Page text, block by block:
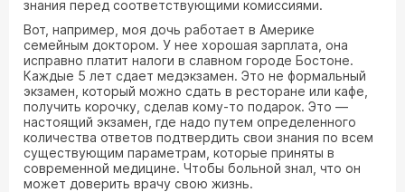
знания перед соответствующими комиссиями.
Вот, например, моя дочь работает в Америке
семейным доктором. У нее хорошая зарплата, она
исправно платит налоги в славном городе Бостоне.
Каждые 5 лет сдает медэкзамен. Это не формальный
экзамен, который можно сдать в ресторане или кафе,
получить корочку, сделав кому-то подарок. Это —
настоящий экзамен, где надо путем определенного
количества ответов подтвердить свои знания по всем
существующим параметрам, которые приняты в
современной медицине. Чтобы больной знал, что он
может доверить врачу свою жизнь.